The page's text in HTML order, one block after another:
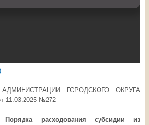
ГОРОДСКОГО ОКРУГА
11.03.2025 №272
Порядка расходованиясубсидии из